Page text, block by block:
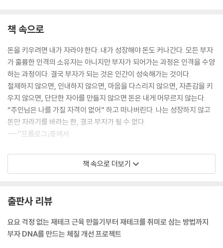
제 취미는 재테크, 특기는 경제 기사 읽기입니다 | 돈 안 되는 연예 기사, 돈
되는 경제 기사
19. 살 때와 팔 때를 파악하는 데 도움이 되는 정보들
투자에는 역시 아침형 인간 | 편리한 앱, 똑똑하게 이용하기 20. 부자될 여
자는 주말도 남다르다
퇴근 후에는 막장 드라마 대신 다큐멘터리 | 책 읽고 영화 보는 우아한 여자
| 언제까지 밥 먹고 차 마시고 치맥하고 배만 나오는 주말을 보낼 건가? |
분양 홍보관에서 데이트하기
21. 카드 안 긁고 해외여행하는 법
이제 그만 | 생각도 투자도 글로벌하게 | 좋은 자산관리사 고르는 법
에필로그 | 진도 잘 나가고 계신가요?
책 속으로
돈을 키우려면 내가 자라야 한다. 내가 성장해야 돈도 커나간다. 모든 부자
가 훌륭한 인격의 소유자는 아니지만 부자가 되어가는 과정은 인격을 수양
하는 과정이다. 결국 부자가 되는 것은 인간이 성숙해가는 것이다.
절제하지 않으면, 인내하지 않으면, 마음을 다스리지 않으면, 자존감을 키
우지 않으면, 단단한 자아를 만들지 않으면 돈은 내게 머무르지 않는다.
“주인님은 나를 가질 자격이 없어” 하고 떠나버린다. 나는 성장하지 않고
돈만 자라기를 바라는 한, 결코 부자가 될 수 없다.
---「‘프롤로그」중에서
의지박약이라는 오래된 불치병이 돌고 있다. 드라마 속 주인공들의 사랑을
가로막는 그놈의 불치병 때문에 시청자들의 마음이 애절해지듯, 부자되는
는 병이 재발한다.
금수저가 아닌 이상 종잣돈을 만드는 일은 필수다. 그런데 이놈의 지구력
이 문제다. 한번 통장에 돈을 넣어놓으면 내 돈이 아니다 하고 장기전에 돌
책 속으로 더보기
출판사 리뷰
요요 걱정 없는 재테크 근육 만들기부터 재테크를 취미로 삼는 방법까지
부자 DNA를 만드는 체질 개선 프로젝트